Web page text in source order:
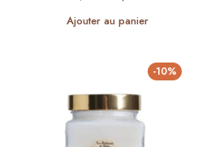
Ajouter au panier
-10%